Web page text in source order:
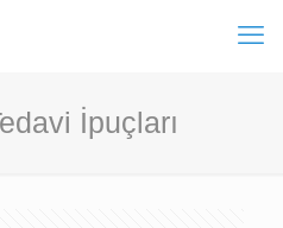
İpuçları